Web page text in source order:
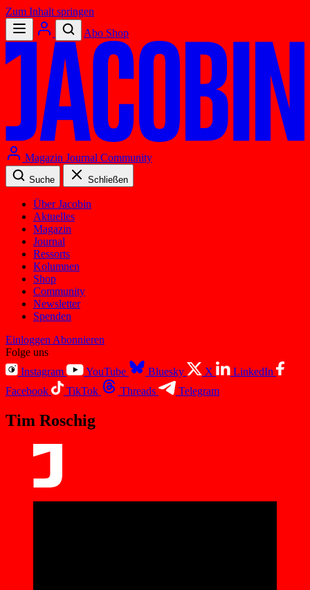
Zum Inhalt springen
Abo Shop
Magazin Journal Community
Suche Schließen
Über Jacobin
Aktuelles
Magazin
Journal
Ressorts
Kolumnen
Shop
Community
Newsletter
Spenden
Einloggen Abonnieren
Folge uns
Instagram
YouTube Bluesky X
LinkedIn
Facebook
TikTok Threads Telegram
Tim Roschig